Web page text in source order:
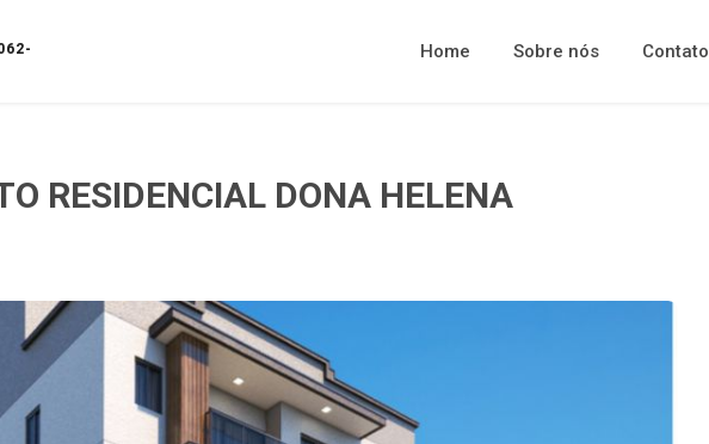
Home Sobre nós Contato
RESIDENCIAL DONA HELENA